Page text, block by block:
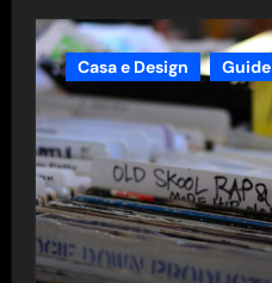
Casa e Design Guide